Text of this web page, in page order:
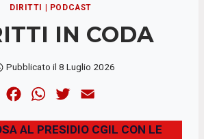
DIRITTI
PODCAST
IN CODA
Pubblicato il 8 Luglio 2026
c
W
a
i
a
AL PRESIDIO CGIL CON LE